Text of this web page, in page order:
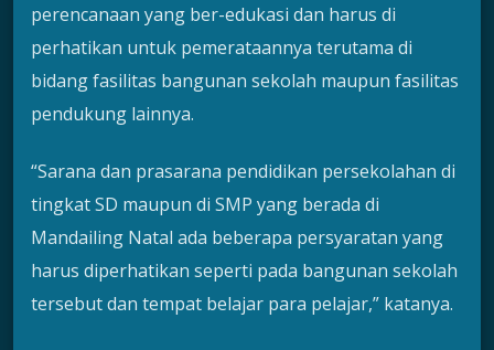
perencanaan yang ber-edukasi dan harus di
perhatikan untuk pemerataannya terutama di
bidang fasilitas bangunan sekolah maupun fasilitas
pendukung lainnya.
“Sarana dan prasarana pendidikan persekolahan di
tingkat SD maupun di SMP yang berada di
Mandailing Natal ada beberapa persyaratan yang
harus diperhatikan seperti pada bangunan sekolah
tersebut dan tempat belajar para pelajar,” katanya.